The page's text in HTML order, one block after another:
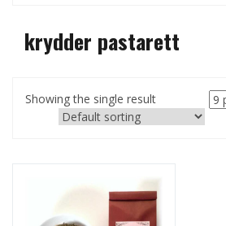
krydder pastarett
Showing the single result